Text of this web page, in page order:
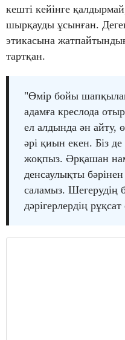
кешті кейінге
шырқауды ұсынған.
этикасына
тартқан.
"Өмір бойы
адамға креслода
ел алдында ән айту,
әрі қиын екен. Біз
жоқпыз. Әрқашан
денсаулықты
саламыз. Шегерудің
дәрігерлердің